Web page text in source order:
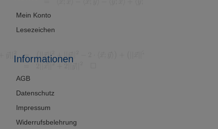
Mein Konto
Lesezeichen
Informationen
AGB
Datenschutz
Impressum
Widerrufsbelehrung